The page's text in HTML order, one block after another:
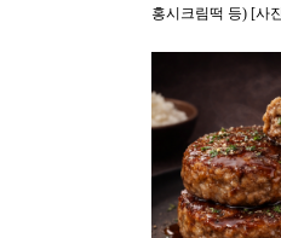
홍시크림떡 등) [사